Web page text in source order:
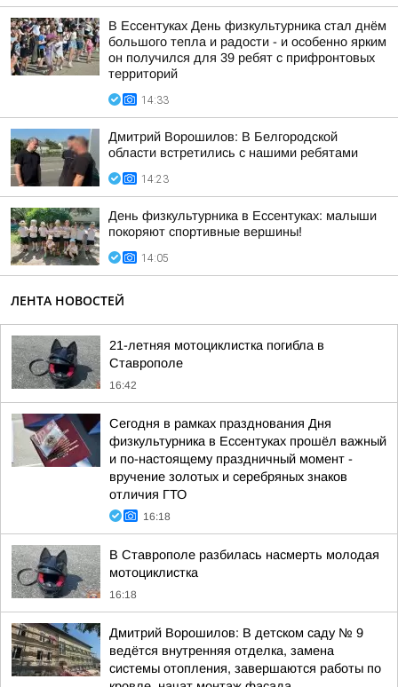
В Ессентуках День физкультурника стал днём
большого тепла и радости - и особенно ярким
он получился для 39 ребят с прифронтовых
территорий
14:33
Дмитрий Ворошилов: В Белгородской
области встретились с нашими ребятами
14:23
День физкультурника в Ессентуках: малыши
покоряют спортивные вершины!
14:05
ЛЕНТА НОВОСТЕЙ
21-летняя мотоциклистка погибла в
Ставрополе
16:42
Сегодня в рамках празднования Дня
физкультурника в Ессентуках прошёл важный
и по-настоящему праздничный момент -
вручение золотых и серебряных знаков
отличия ГТО
16:18
В Ставрополе разбилась насмерть молодая
мотоциклистка
16:18
Дмитрий Ворошилов: В детском саду № 9
ведётся внутренняя отделка, замена
системы отопления, завершаются работы по